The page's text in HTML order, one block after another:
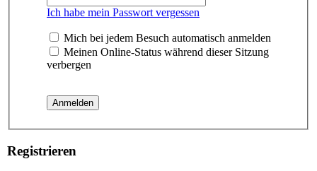
Ich habe mein Passwort vergessen
Mich bei jedem Besuch automatisch anmelden
Meinen Online-Status während dieser Sitzung
verbergen
Registrieren